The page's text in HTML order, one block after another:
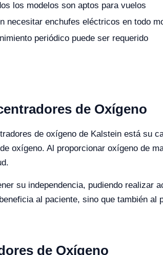
los modelos son aptos para vuelos
necesitar enchufes eléctricos en todo
periódico puede ser requerido
de Oxígeno
de oxígeno de Kalstein está su
oxígeno. Al proporcionar oxígeno de
su independencia, pudiendo realizar
al paciente, sino que también
de Oxígeno